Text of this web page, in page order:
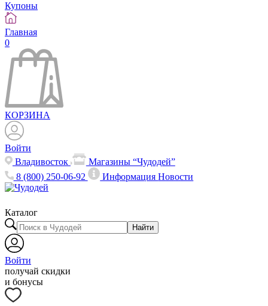
Купоны
Главная
0
КОРЗИНА
Войти
Владивосток
Магазины “Чудодей”
8 (800) 250-06-92
ИнформацияНовости
Каталог
Найти
Войти
получай скидки
и бонусы